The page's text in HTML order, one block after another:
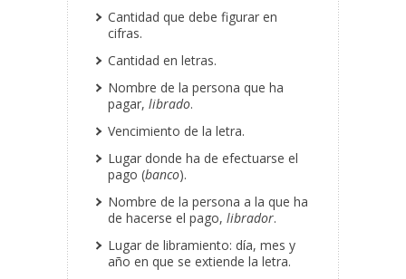
Cantidad que debe figurar en
cifras.
Cantidad en letras.
Nombre de la persona que ha
pagar, librado.
Vencimiento de la letra.
Lugar donde ha de efectuarse el
pago (banco).
Nombre de la persona a la que ha
de hacerse el pago, librador.
Lugar de libramiento: día, mes y
año en que se extiende la letra.